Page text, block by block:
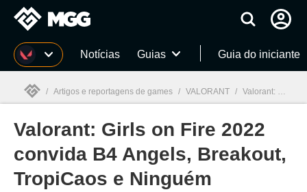
Millenium Notícias Guias Guia do iniciante
Millenium
/ Artigos e reportagens de games / VALORANT / Valorant: Girls on Fire 2022 convida B4 Angels, Breakout, TropiCaos e Ninguém Contrata
Valorant: Girls on Fire 2022
convida B4 Angels, Breakout,
TropiCaos e Ninguém